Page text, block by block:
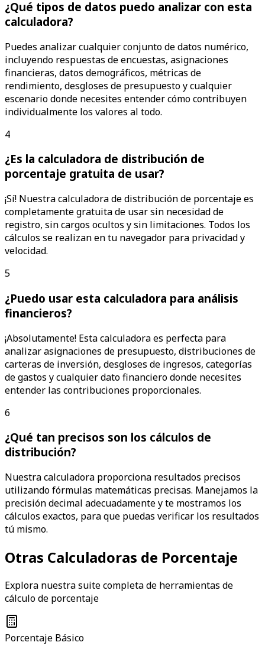
¿Qué tipos de datos puedo analizar con esta
calculadora?
Puedes analizar cualquier conjunto de datos numérico,
incluyendo respuestas de encuestas, asignaciones
financieras, datos demográficos, métricas de
rendimiento, desgloses de presupuesto y cualquier
escenario donde necesites entender cómo contribuyen
individualmente los valores al todo.
4
¿Es la calculadora de distribución de
porcentaje gratuita de usar?
¡Sí! Nuestra calculadora de distribución de porcentaje es
completamente gratuita de usar sin necesidad de
registro, sin cargos ocultos y sin limitaciones. Todos los
cálculos se realizan en tu navegador para privacidad y
velocidad.
5
¿Puedo usar esta calculadora para análisis
financieros?
¡Absolutamente! Esta calculadora es perfecta para
analizar asignaciones de presupuesto, distribuciones de
carteras de inversión, desgloses de ingresos, categorías
de gastos y cualquier dato financiero donde necesites
entender las contribuciones proporcionales.
6
¿Qué tan precisos son los cálculos de
distribución?
Nuestra calculadora proporciona resultados precisos
utilizando fórmulas matemáticas precisas. Manejamos la
precisión decimal adecuadamente y te mostramos los
cálculos exactos, para que puedas verificar los resultados
tú mismo.
Otras Calculadoras de Porcentaje
Explora nuestra suite completa de herramientas de
cálculo de porcentaje
Porcentaje Básico